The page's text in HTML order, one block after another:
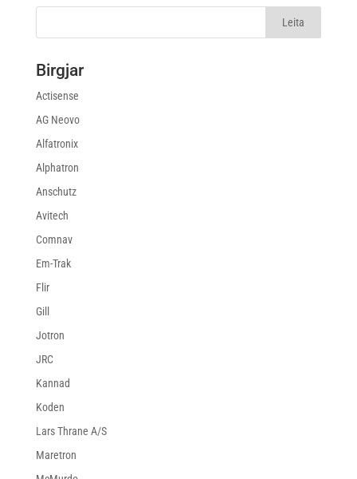
Birgjar
Actisense
AG Neovo
Alfatronix
Alphatron
Anschutz
Avitech
Comnav
Em-Trak
Flir
Gill
Jotron
JRC
Kannad
Koden
Lars Thrane A/S
Maretron